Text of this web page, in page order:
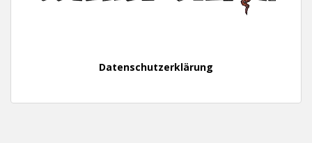
Datenschutzerklärung